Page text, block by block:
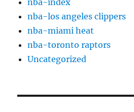
nba-los angeles clippers
nba-miami heat
nba-toronto raptors
Uncategorized